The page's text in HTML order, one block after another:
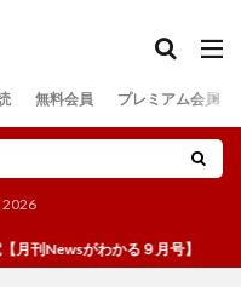
無料会員 プレミアム会員
2026
月刊Newsがわかる９月号】